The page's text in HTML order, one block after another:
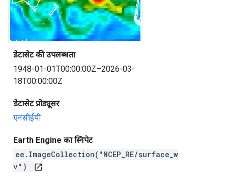
डेटासेट की उपलब्धता
1948-01-01T00:00:00Z–2026-03-
18T00:00:00Z
डेटासेट प्रोड्यूसर
एनसीईपी
Earth Engine का स्निपेट
ee.ImageCollection("NCEP_RE/surface_w
v")
open_in_new